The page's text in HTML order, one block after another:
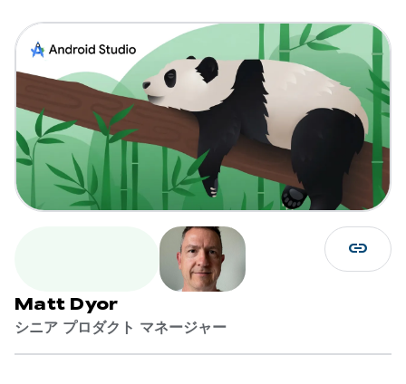
Matt Dyor
シニア プロダクト マネージャー
link